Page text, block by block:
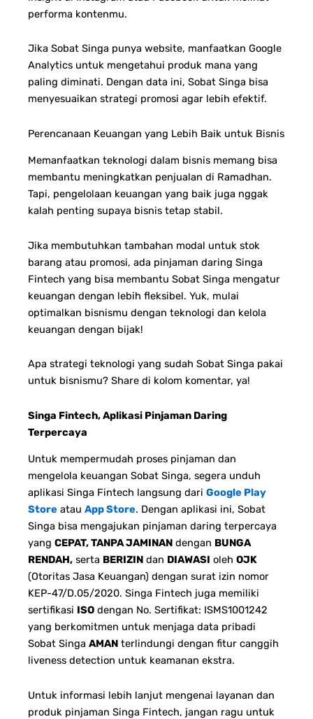
performa kontenmu.
Jika Sobat Singa punya website, manfaatkan Google
Analytics untuk mengetahui produk mana yang
paling diminati. Dengan data ini, Sobat Singa bisa
menyesuaikan strategi promosi agar lebih efektif.
Perencanaan Keuangan yang Lebih Baik untuk Bisnis
Memanfaatkan teknologi dalam bisnis memang bisa
membantu meningkatkan penjualan di Ramadhan.
Tapi, pengelolaan keuangan yang baik juga nggak
kalah penting supaya bisnis tetap stabil.
Jika membutuhkan tambahan modal untuk stok
barang atau promosi, ada pinjaman daring Singa
Fintech yang bisa membantu Sobat Singa mengatur
keuangan dengan lebih fleksibel. Yuk, mulai
optimalkan bisnismu dengan teknologi dan kelola
keuangan dengan bijak!
Apa strategi teknologi yang sudah Sobat Singa pakai
untuk bisnismu? Share di kolom komentar, ya!
Singa Fintech, Aplikasi Pinjaman Daring
Terpercaya
Untuk mempermudah proses pinjaman dan
mengelola keuangan Sobat Singa, segera unduh
aplikasi Singa Fintech langsung dari Google Play
Store atau App Store. Dengan aplikasi ini, Sobat
Singa bisa mengajukan pinjaman daring terpercaya
yang CEPAT, TANPA JAMINAN dengan BUNGA
RENDAH, serta BERIZIN dan DIAWASI oleh OJK
(Otoritas Jasa Keuangan) dengan surat izin nomor
KEP-47/D.05/2020. Singa Fintech juga memiliki
sertifikasi ISO dengan No. Sertifikat: ISMS1001242
yang berkomitmen untuk menjaga data pribadi
Sobat Singa AMAN terlindungi dengan fitur canggih
liveness detection untuk keamanan ekstra.
Untuk informasi lebih lanjut mengenai layanan dan
produk pinjaman Singa Fintech, jangan ragu untuk